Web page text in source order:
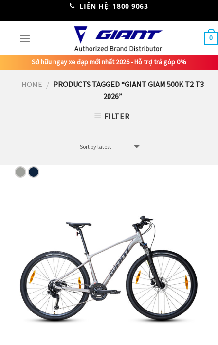
LIÊN HỆ: 1800 9063
0
Sở hữu ngay xe đạp mới nhất 2026 - Hỗ trợ trả góp 0%
HOME / PRODUCTS TAGGED “GIANT GIAM 500K T2 T3
2026”
FILTER